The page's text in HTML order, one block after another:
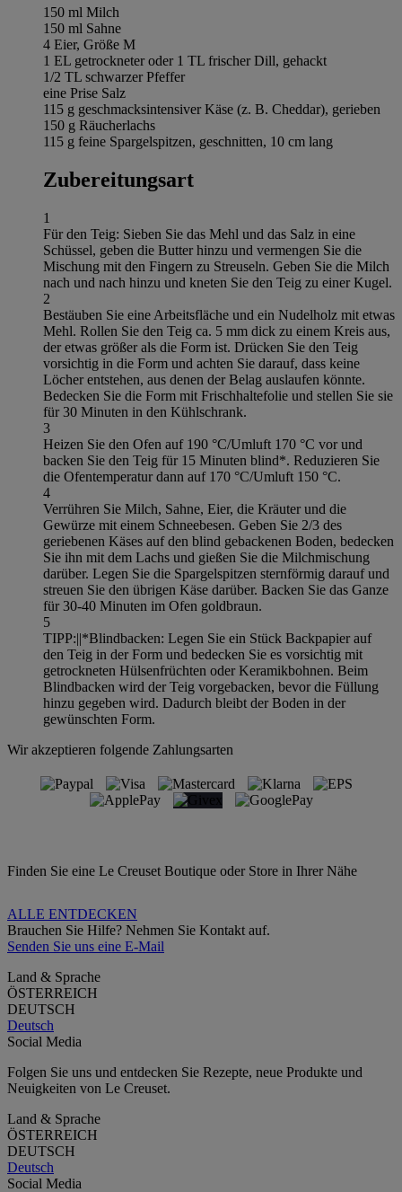
150 ml Milch
150 ml Sahne
4 Eier, Größe M
1 EL getrockneter oder 1 TL frischer Dill, gehackt
1/2 TL schwarzer Pfeffer
eine Prise Salz
115 g geschmacksintensiver Käse (z. B. Cheddar), gerieben
150 g Räucherlachs
115 g feine Spargelspitzen, geschnitten, 10 cm lang
Zubereitungsart
1
Für den Teig: Sieben Sie das Mehl und das Salz in eine
Schüssel, geben die Butter hinzu und vermengen Sie die
Mischung mit den Fingern zu Streuseln. Geben Sie die Milch
nach und nach hinzu und kneten Sie den Teig zu einer Kugel.
2
Bestäuben Sie eine Arbeitsfläche und ein Nudelholz mit etwas
Mehl. Rollen Sie den Teig ca. 5 mm dick zu einem Kreis aus,
der etwas größer als die Form ist. Drücken Sie den Teig
vorsichtig in die Form und achten Sie darauf, dass keine
Löcher entstehen, aus denen der Belag auslaufen könnte.
Bedecken Sie die Form mit Frischhaltefolie und stellen Sie sie
für 30 Minuten in den Kühlschrank.
3
Heizen Sie den Ofen auf 190 °C/Umluft 170 °C vor und
backen Sie den Teig für 15 Minuten blind*. Reduzieren Sie
die Ofentemperatur dann auf 170 °C/Umluft 150 °C.
4
Verrühren Sie Milch, Sahne, Eier, die Kräuter und die
Gewürze mit einem Schneebesen. Geben Sie 2/3 des
geriebenen Käses auf den blind gebackenen Boden, bedecken
Sie ihn mit dem Lachs und gießen Sie die Milchmischung
darüber. Legen Sie die Spargelspitzen sternförmig darauf und
streuen Sie den übrigen Käse darüber. Backen Sie das Ganze
für 30-40 Minuten im Ofen goldbraun.
5
TIPP:||*Blindbacken: Legen Sie ein Stück Backpapier auf
den Teig in der Form und bedecken Sie es vorsichtig mit
getrockneten Hülsenfrüchten oder Keramikbohnen. Beim
Blindbacken wird der Teig vorgebacken, bevor die Füllung
hinzu gegeben wird. Dadurch bleibt der Boden in der
gewünschten Form.
Wir akzeptieren folgende Zahlungsarten
Finden Sie eine Le Creuset Boutique oder Store in Ihrer Nähe
ALLE ENTDECKEN
Brauchen Sie Hilfe? Nehmen Sie Kontakt auf.
Senden Sie uns eine E-Mail
Land & Sprache
ÖSTERREICH
DEUTSCH
Deutsch
Social Media
Folgen Sie uns und entdecken Sie Rezepte, neue Produkte und
Neuigkeiten von Le Creuset.
Land & Sprache
ÖSTERREICH
DEUTSCH
Deutsch
Social Media